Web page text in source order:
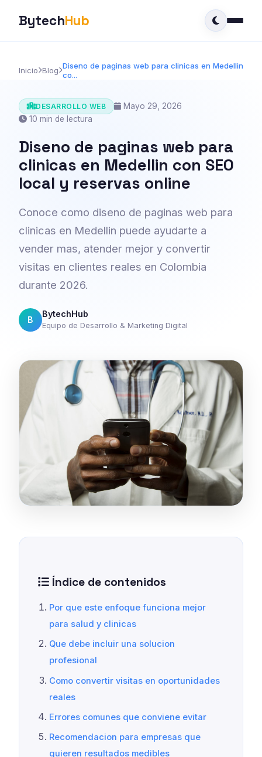
BytechHub
Inicio Blog Diseno de paginas web para clinicas en Medellin
co...
DESARROLLO WEB
Mayo 29, 2026
10 min de lectura
Diseno de paginas web para
clinicas en Medellin con SEO
local y reservas online
Conoce como diseno de paginas web para
clinicas en Medellin puede ayudarte a
vender mas, atender mejor y convertir
visitas en clientes reales en Colombia
durante 2026.
B
BytechHub
Equipo de Desarrollo & Marketing Digital
Índice de contenidos
Por que este enfoque funciona mejor
para salud y clinicas
Que debe incluir una solucion
profesional
Como convertir visitas en oportunidades
reales
Errores comunes que conviene evitar
Recomendacion para empresas que
quieren resultados medibles